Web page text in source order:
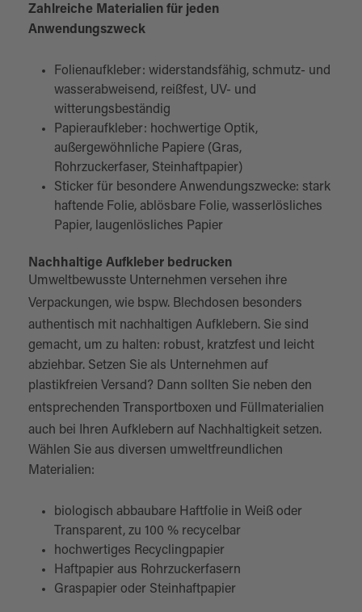
Zahlreiche Materialien für jeden
Anwendungszweck
Folienaufkleber: widerstandsfähig, schmutz- und
wasserabweisend, reißfest, UV- und
witterungsbeständig
Papieraufkleber: hochwertige Optik,
außergewöhnliche Papiere (Gras,
Rohrzuckerfaser, Steinhaftpapier)
Sticker für besondere Anwendungszwecke: stark
haftende Folie, ablösbare Folie, wasserlösliches
Papier, laugenlösliches Papier
Nachhaltige Aufkleber bedrucken
Umweltbewusste Unternehmen versehen ihre
Verpackungen, wie bspw. Blechdosen besonders
authentisch mit nachhaltigen Aufklebern. Sie sind
gemacht, um zu halten: robust, kratzfest und leicht
abziehbar. Setzen Sie als Unternehmen auf
plastikfreien Versand? Dann sollten Sie neben den
entsprechenden Transportboxen und Füllmaterialien
auch bei Ihren Aufklebern auf Nachhaltigkeit setzen.
Wählen Sie aus diversen umweltfreundlichen
Materialien:
biologisch abbaubare Haftfolie in Weiß oder
Transparent, zu 100 % recycelbar
hochwertiges Recyclingpapier
Haftpapier aus Rohrzuckerfasern
Graspapier oder Steinhaftpapier